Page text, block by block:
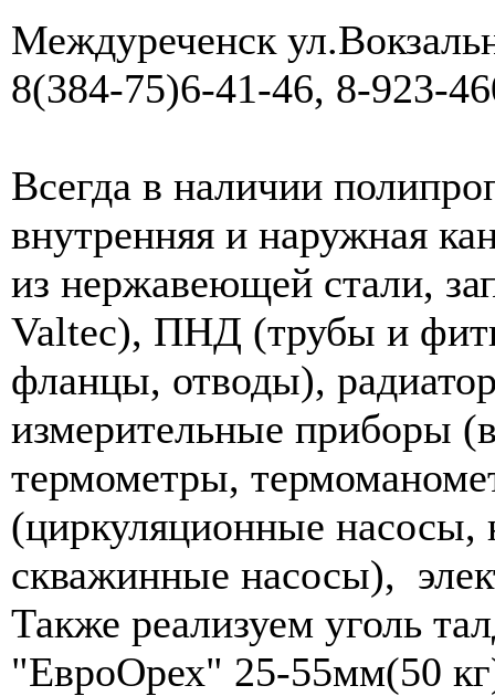
Междуреченск
8(384-75)6-41-46, 8-923-
Всегда в наличии
внутренняя и наружная
из нержавеющей стали,
Valtec), ПНД (трубы и
фланцы, отводы),
измерительные приборы
термометры,
(циркуляционные
скважинные насосы),
Также реализуем уголь
"ЕвроОрех" 25-55мм(50